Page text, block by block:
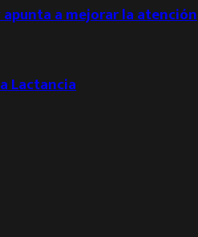
a mejorar la atención
Lactancia